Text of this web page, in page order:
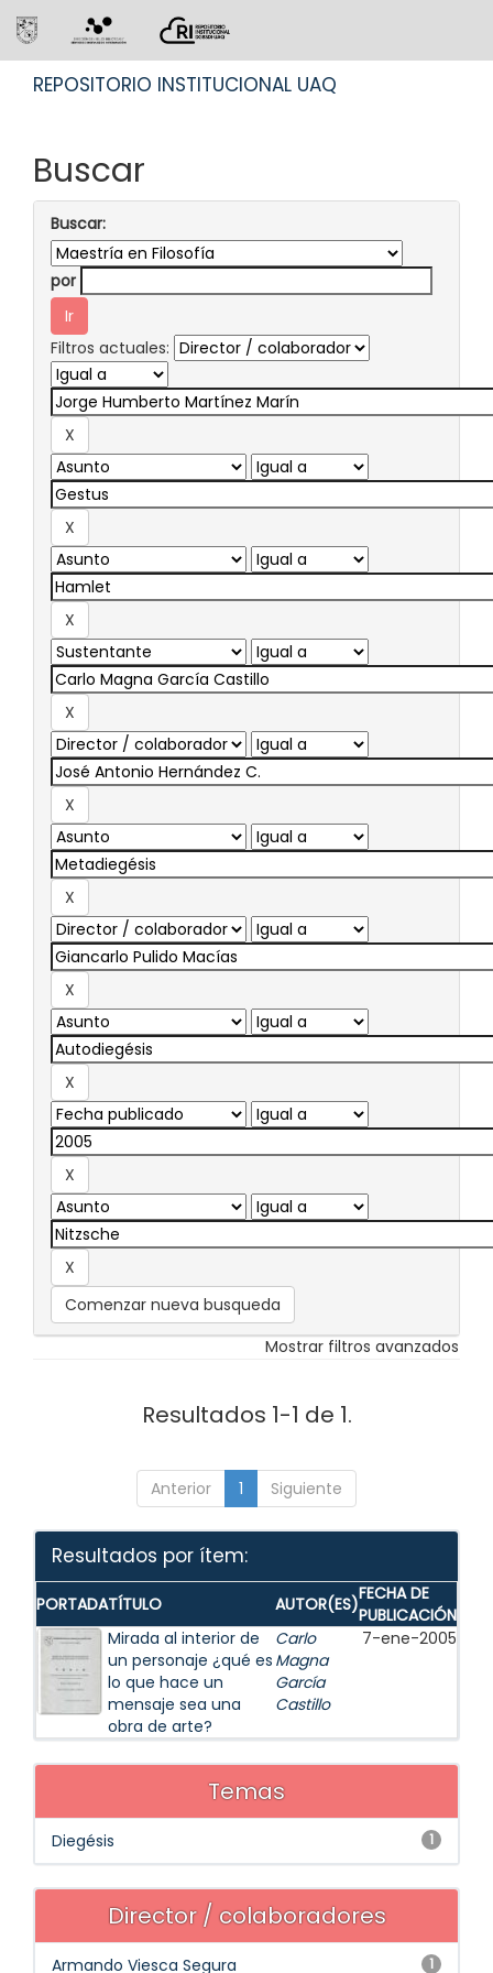
REPOSITORIO INSTITUCIONAL UAQ
Buscar
Buscar:
por
Filtros actuales:
Comenzar nueva busqueda
Mostrar filtros avanzados
Resultados 1-1 de 1.
Anterior 1 Siguiente
Resultados por ítem:
PORTADATÍTULO AUTOR(ES)FECHA DE
PUBLICACIÓN
Mirada al interior de
un personaje ¿qué es
lo que hace un
mensaje sea una
obra de arte?
Carlo
Magna
García
Castillo
7-ene-2005
Temas
1
Diegésis
Director / colaboradores
1
Armando Viesca Segura